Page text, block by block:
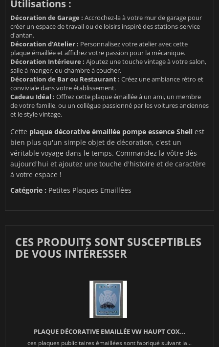
Utilisations :
Décoration de Garage : Accrochez-la à votre mur de garage pour
créer un espace de travail ou de loisirs inspiré des stations-service
d'antan.
Décoration d'Atelier : Personnalisez votre atelier avec cette
plaque émaillée et affichez votre passion pour la mécanique.
Décoration Intérieure : Ajoutez une touche vintage à votre salon,
salle à manger, ou chambre à coucher.
Décoration de Bar ou Restaurant : Créez une ambiance rétro et
conviviale dans votre établissement.
Cadeau Idéal : Offrez cette plaque émaillée à un ami, un membre
de votre famille, ou un collègue passionné par les voitures anciennes
et le style vintage.
Cette plaque décorative émaillée pompe essence Shell est
bien plus qu'un simple objet de décoration, c'est un
véritable voyage dans le temps. Commandez la vôtre dès
aujourd'hui et ajoutez une touche d'histoire et de caractère
à votre espace !
Catégorie : Petites Plaques Emaillées
CES PRODUITS SONT SUSCEPTIBLES
DE VOUS INTÉRESSER
PLAQUE DÉCORATIVE EMAILLÉE VW HAUPT COX...
ces plaques publicitaires émaillées sont fabriqué suivant la...